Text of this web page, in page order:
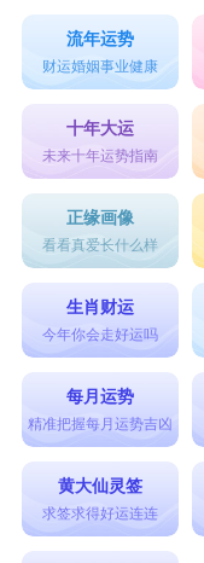
流年运势
财运婚姻事业健康
十年大运
未来十年运势指南
正缘画像
看看真爱长什么样
生肖财运
今年你会走好运吗
每月运势
精准把握每月运势吉凶
黄大仙灵签
求签求得好运连连